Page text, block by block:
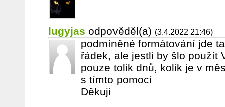
lugyjas odpověděl(a) (3.4.2022 21:46)
podmíněné formátování jde
řádek, ale jestli by šlo použít
pouze tolik dnů, kolik je v
s tímto pomoci
Děkuji